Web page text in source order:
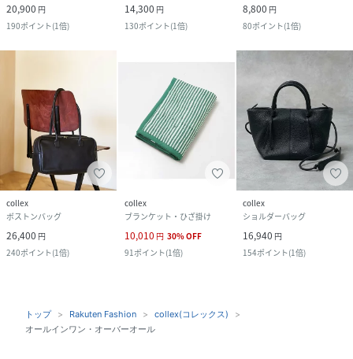
20,900 円
190ポイント(1倍)
14,300 円
130ポイント(1倍)
8,800 円
80ポイント(1倍)
collex
ボストンバッグ
26,400 円
240ポイント(1倍)
collex
ブランケット・ひざ掛け
10,010 円 30%OFF
91 ポイント(1倍)
collex
ショルダーバッグ
16,940 円
154ポイント(1倍)
トップ Rakuten Fashion
collex(コレックス)
オールインワン・オーバーオール